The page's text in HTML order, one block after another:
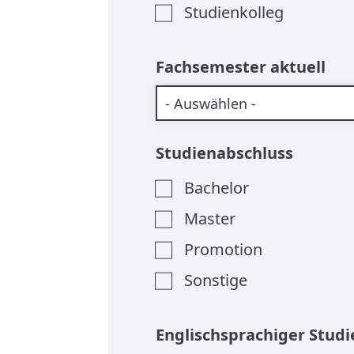
Studienkolleg
Fachsemester aktuell
Studienabschluss
Bachelor
Master
Promotion
Sonstige
Englischsprachiger